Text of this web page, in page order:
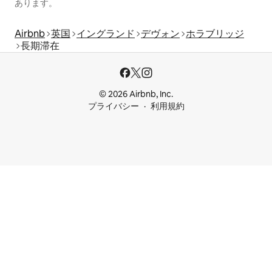
あります。
Airbnb 英国 イングランド デヴォン ホラブリッジ
長期滞在
© 2026 Airbnb, Inc.
プライバシー
利用規約